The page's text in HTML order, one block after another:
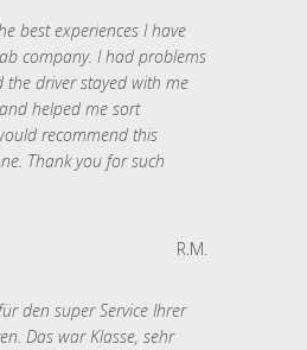
best experiences I have
company. I had problems
driver stayed with me
helped me sort
recommend this
Thank you for such
R.M.
den super Service Ihrer
Das war Klasse, sehr